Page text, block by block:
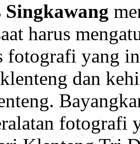
Singkawang
harus
fotografi yang
dan
fotografi